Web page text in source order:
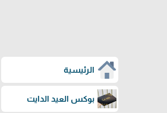
الرئيسية
بوكس العيد الدايت